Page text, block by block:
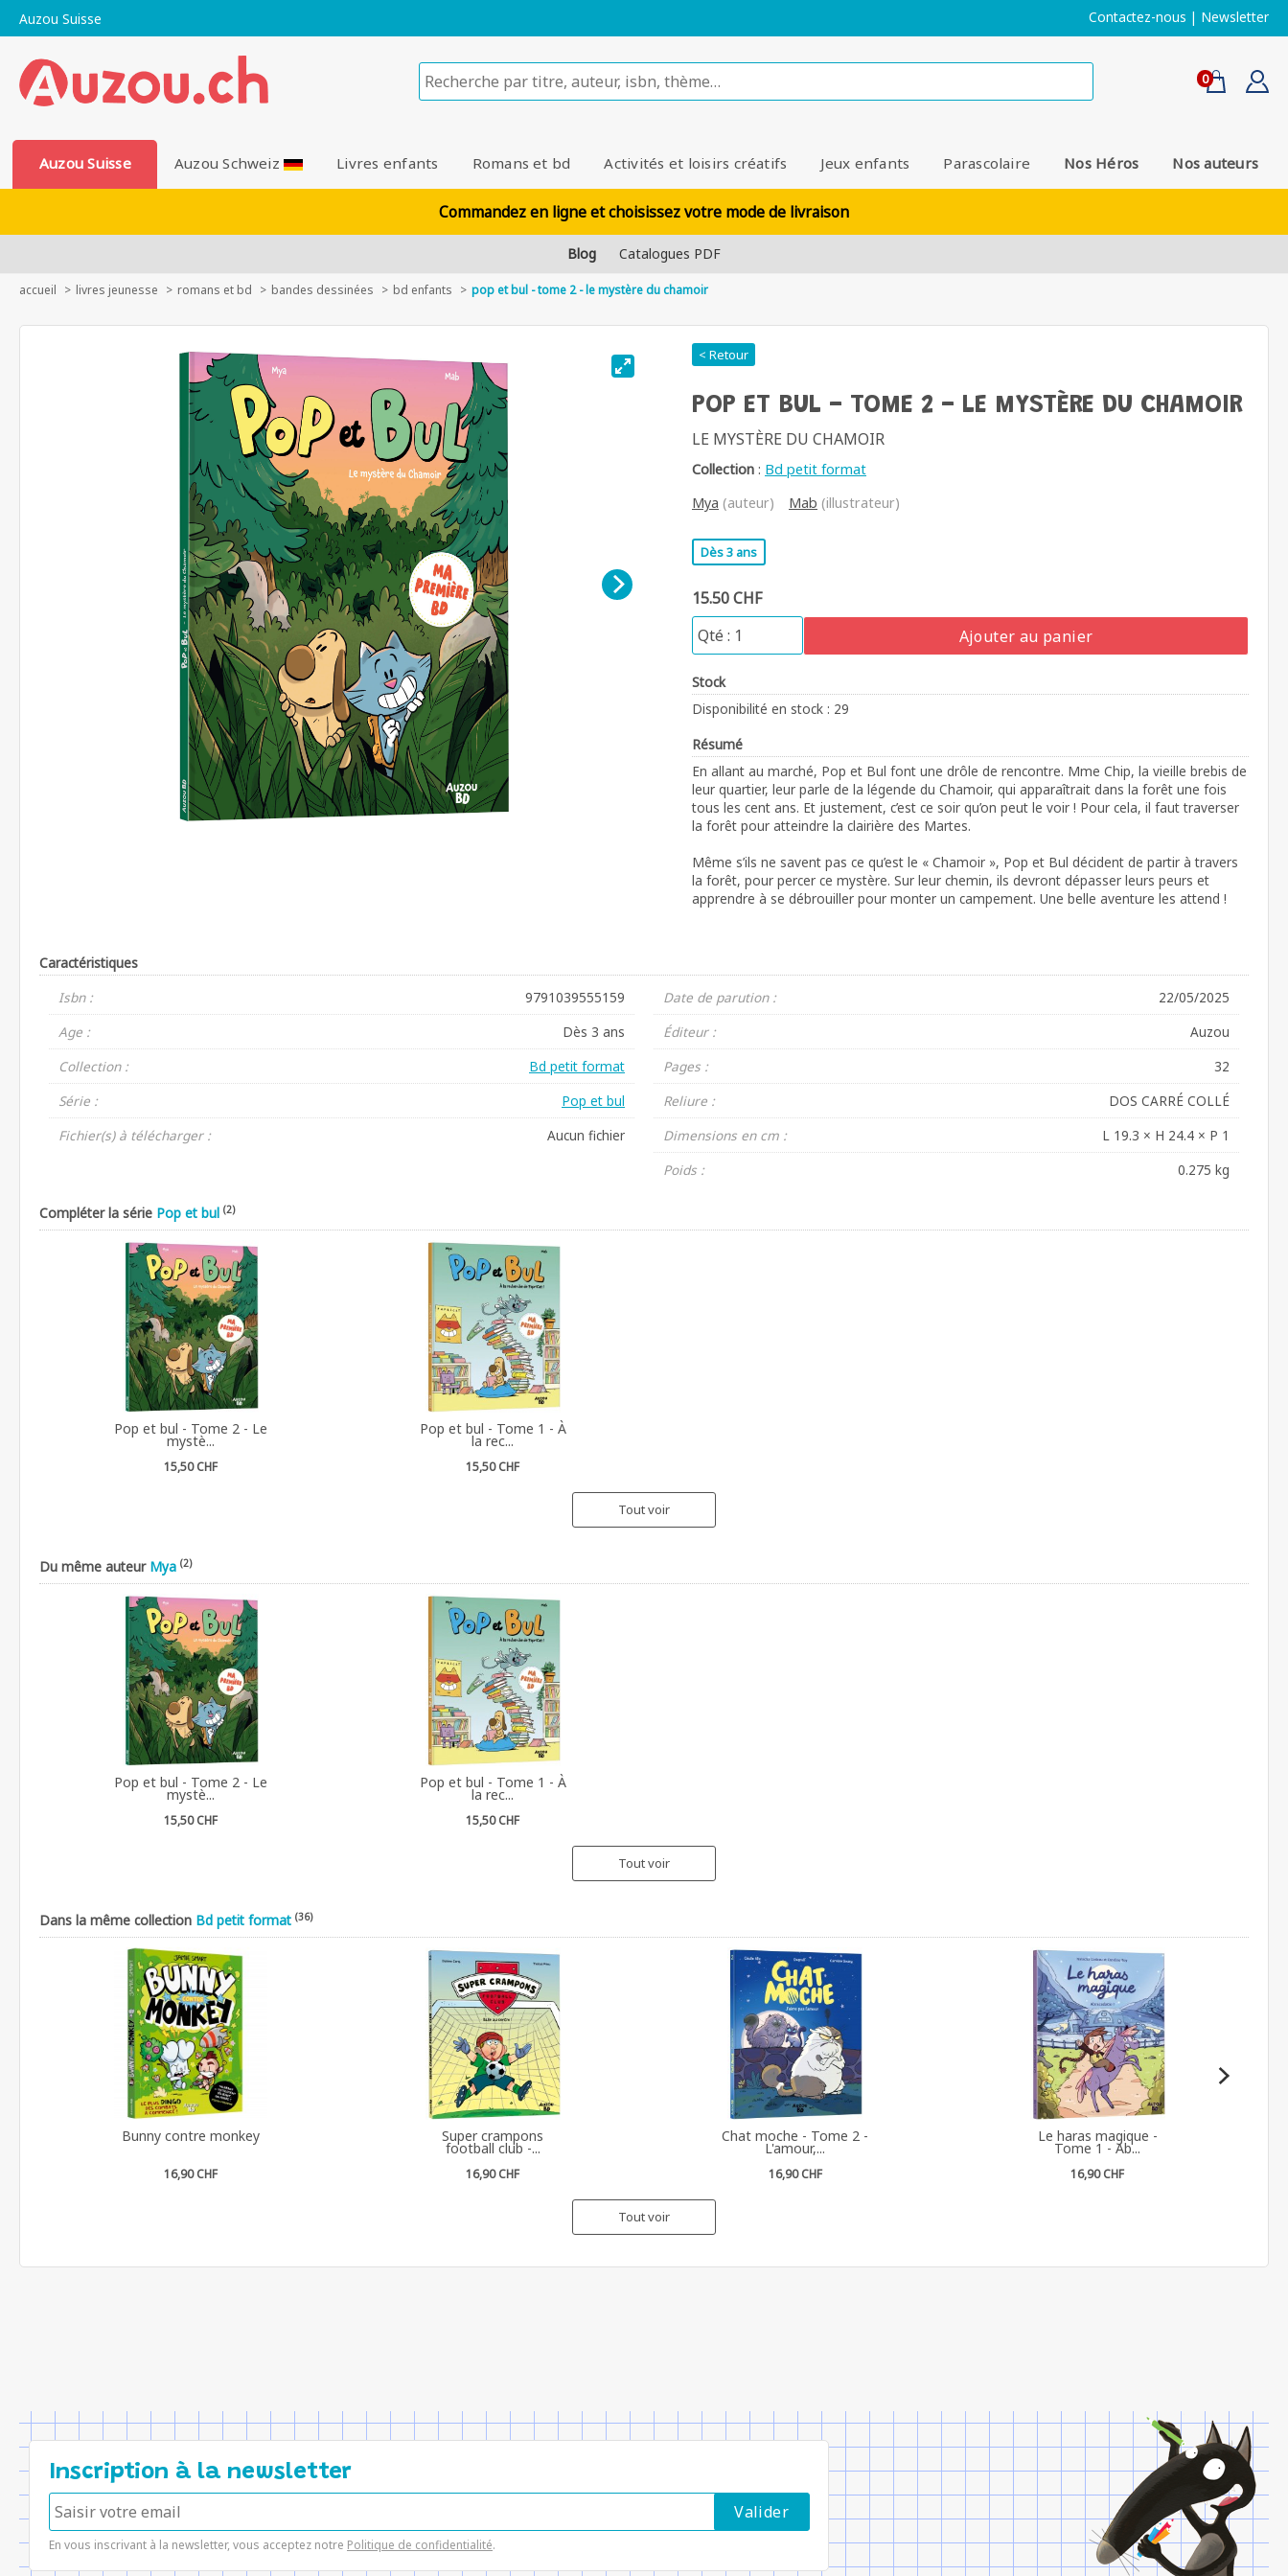
Auzou Suisse Contactez-nous | Newsletter
0
Auzou Suisse Auzou Schweiz Livres enfants Romans et bd Activités et loisirs créatifs Jeux enfants Parascolaire Nos Héros Nos auteurs
Commandez en ligne et choisissez votre mode de livraison
Blog Catalogues PDF
accueil livres jeunesse romans et bd bandes dessinées bd enfants pop et bul - tome 2 - le mystère du chamoir
< Retour
POP ET BUL - TOME 2 - LE MYSTÈRE DU CHAMOIR
LE MYSTÈRE DU CHAMOIR
Collection : Bd petit format
Mya (auteur) Mab (illustrateur)
Dès 3 ans
15.50 CHF
Ajouter au panier
Stock
Disponibilité en stock : 29
Résumé
En allant au marché, Pop et Bul font une drôle de rencontre. Mme Chip, la vieille brebis de
leur quartier, leur parle de la légende du Chamoir, qui apparaîtrait dans la forêt une fois
tous les cent ans. Et justement, c’est ce soir qu’on peut le voir ! Pour cela, il faut traverser
la forêt pour atteindre la clairière des Martes.
Même s’ils ne savent pas ce qu’est le « Chamoir », Pop et Bul décident de partir à travers
la forêt, pour percer ce mystère. Sur leur chemin, ils devront dépasser leurs peurs et
apprendre à se débrouiller pour monter un campement. Une belle aventure les attend !
Caractéristiques
Isbn :
9791039555159
Age :
Dès 3 ans
Collection :
Bd petit format
Série :
Pop et bul
Fichier(s) à télécharger :
Aucun fichier
Date de parution :
22/05/2025
Éditeur :
Auzou
Pages :
32
Reliure :
DOS CARRÉ COLLÉ
Dimensions en cm :
L 19.3 × H 24.4 × P 1
Poids :
0.275 kg
Compléter la série Pop et bul (2)
Pop et bul - Tome 2 - Le
mystè...
15,50 CHF
Pop et bul - Tome 1 - À
la rec...
15,50 CHF
Tout voir
Du même auteur Mya (2)
Pop et bul - Tome 2 - Le
mystè...
15,50 CHF
Pop et bul - Tome 1 - À
la rec...
15,50 CHF
Tout voir
Dans la même collection Bd petit format (36)
Bunny contre monkey
16,90 CHF
Super crampons
football club -...
16,90 CHF
Chat moche - Tome 2 -
L'amour,...
16,90 CHF
Le haras magique -
Tome 1 - Ab...
16,90 CHF
Tout voir
Inscription à la newsletter
En vous inscrivant à la newsletter, vous acceptez notre Politique de confidentialité.